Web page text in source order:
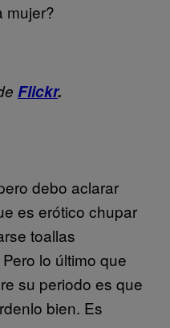
mujer?
Flickr.
debo aclarar
es erótico chupar
toallas
lo último que
su periodo es que
bien. Es